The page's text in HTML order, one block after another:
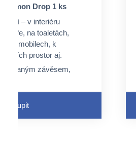
Lemon Drop 1 ks
– v interiéru
na toaletách,
automobilech, k
prostor aj.
závěsem,
otvor a pružný
průtokem tekutin
Koupit